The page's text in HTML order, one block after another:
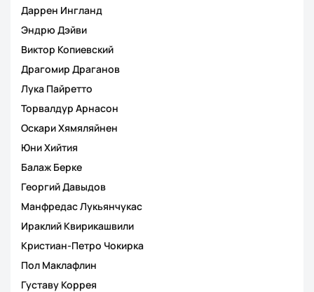
Даррен Ингланд
Эндрю Дэйви
Виктор Копиевский
Драгомир Драганов
Лука Пайретто
Торвалдур Арнасон
Оскари Хямяляйнен
Юни Хийтия
Балаж Берке
Георгий Давыдов
Манфредас Лукьянчукас
Ираклий Квирикашвили
Кристиан-Петро Чокирка
Пол Маклафлин
Густаву Коррея